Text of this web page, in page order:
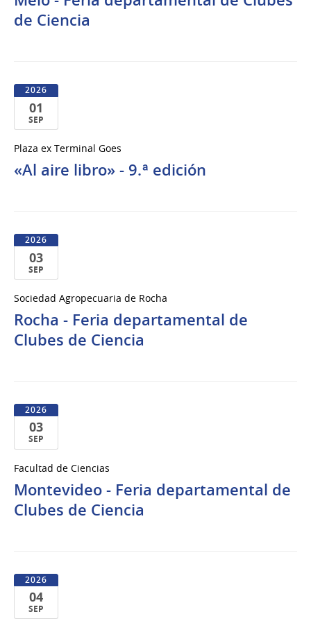
del
de Ciencia
2026
01
SEP
de
Sep
Plaza ex Terminal Goes
«Al aire libro» - 9.ª edición
2026
03
SEP
de
Sep
del
Sociedad Agropecuaria de Rocha
Rocha - Feria departamental de
Clubes de Ciencia
2026
03
SEP
de
Sep
del
Facultad de Ciencias
Montevideo - Feria departamental de
Clubes de Ciencia
2026
04
SEP